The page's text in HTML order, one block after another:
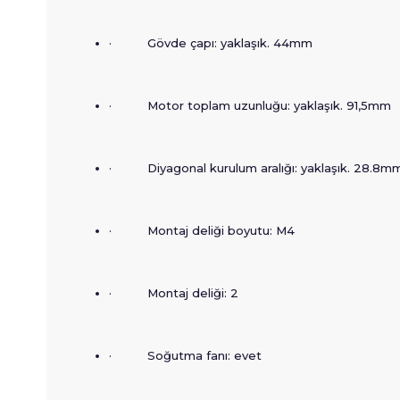
· Gövde çapı: yaklaşık. 44mm
· Motor toplam uzunluğu: yaklaşık. 91,5mm
· Diyagonal kurulum aralığı: yaklaşık.
· Montaj deliği boyutu: M4
· Montaj deliği: 2
· Soğutma fanı: evet